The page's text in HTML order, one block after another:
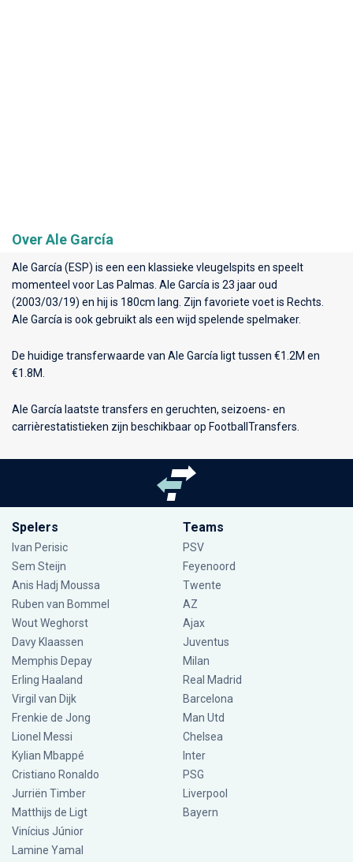
Over Ale García
Ale García (ESP) is een een klassieke vleugelspits en speelt
momenteel voor Las Palmas . Ale García is 23 jaar oud
(2003/03/19) en hij is 180cm lang. Zijn favoriete voet is Rechts.
Ale García is ook gebruikt als een wijd spelende spelmaker.
De huidige transferwaarde van Ale García ligt tussen €1.2M en
€1.8M.
Ale García laatste transfers en geruchten, seizoens- en
carrièrestatistieken zijn beschikbaar op FootballTransfers.
Spelers
Ivan Perisic
Sem Steijn
Anis Hadj Moussa
Ruben van Bommel
Wout Weghorst
Davy Klaassen
Memphis Depay
Erling Haaland
Virgil van Dijk
Frenkie de Jong
Lionel Messi
Kylian Mbappé
Cristiano Ronaldo
Jurriën Timber
Matthijs de Ligt
Vinícius Júnior
Lamine Yamal
Teams
PSV
Feyenoord
Twente
AZ
Ajax
Juventus
Milan
Real Madrid
Barcelona
Man Utd
Chelsea
Inter
PSG
Liverpool
Bayern